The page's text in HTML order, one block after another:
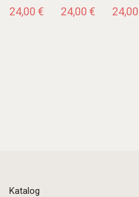
24,00 € 24,00 € 24,00
Katalog